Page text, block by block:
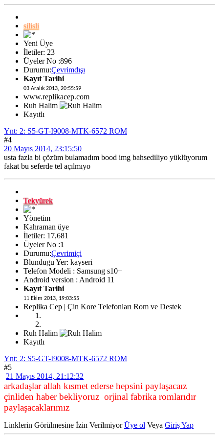
silisli
Yeni Üye
İletiler: 23
Üyeler No :896
Durumu:Çevrimdışı
Kayıt Tarihi
03 Aralık 2013, 20:55:59
www.replikacep.com
Ruh Halim
Kayıtlı
Ynt: 2: S5-GT-I9008-MTK-6572 ROM
#4
20 Mayıs 2014, 23:15:50
usta fazla bi çözüm bulamadım bood img bahsediliyo yüklüyorum
fakat bu seferde tel açılmıyo
Tekyürek
Yönetim
Kahraman üye
İletiler: 17,681
Üyeler No :1
Durumu:Çevrimiçi
Blundugu Yer: kayseri
Telefon Modeli : Samsung s10+
Android version : Android 11
Kayıt Tarihi
11 Ekim 2013, 19:03:55
Replika Cep | Çin Kore Telefonları Rom ve Destek
Ruh Halim
Kayıtlı
Ynt: 2: S5-GT-I9008-MTK-6572 ROM
#5
21 Mayıs 2014, 21:12:32
arkadaşlar allah kısmet ederse hepsini paylaşacaız
çinliden haber bekliyoruz orjinal fabrika romlarıdır
paylaşacaklarımız
Linklerin Görülmesine İzin VerilmiyorÜye ol Veya Giriş Yap